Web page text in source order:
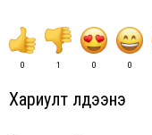
0 1 0 0
Хариулт үлдээнэ үү